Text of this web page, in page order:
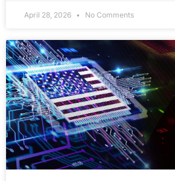
April 28, 2026 No Comments